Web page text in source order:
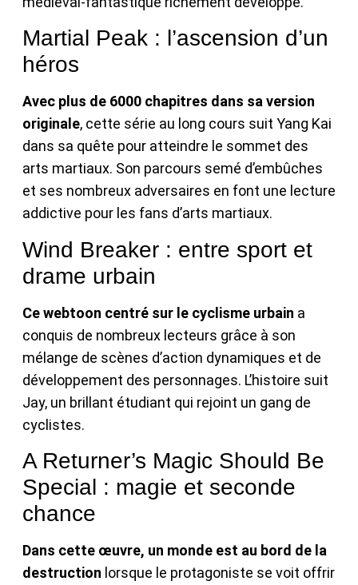
Martial Peak : l’ascension d’un
héros
Avec plus de 6000 chapitres dans sa version
originale, cette série au long cours suit Yang Kai
dans sa quête pour atteindre le sommet des
arts martiaux. Son parcours semé d’embûches
et ses nombreux adversaires en font une lecture
addictive pour les fans d’arts martiaux.
Wind Breaker : entre sport et
drame urbain
Ce webtoon centré sur le cyclisme urbain a
conquis de nombreux lecteurs grâce à son
mélange de scènes d’action dynamiques et de
développement des personnages. L’histoire suit
Jay, un brillant étudiant qui rejoint un gang de
cyclistes.
A Returner’s Magic Should Be
Special : magie et seconde
chance
Dans cette œuvre, un monde est au bord de la
destruction lorsque le protagoniste se voit offrir